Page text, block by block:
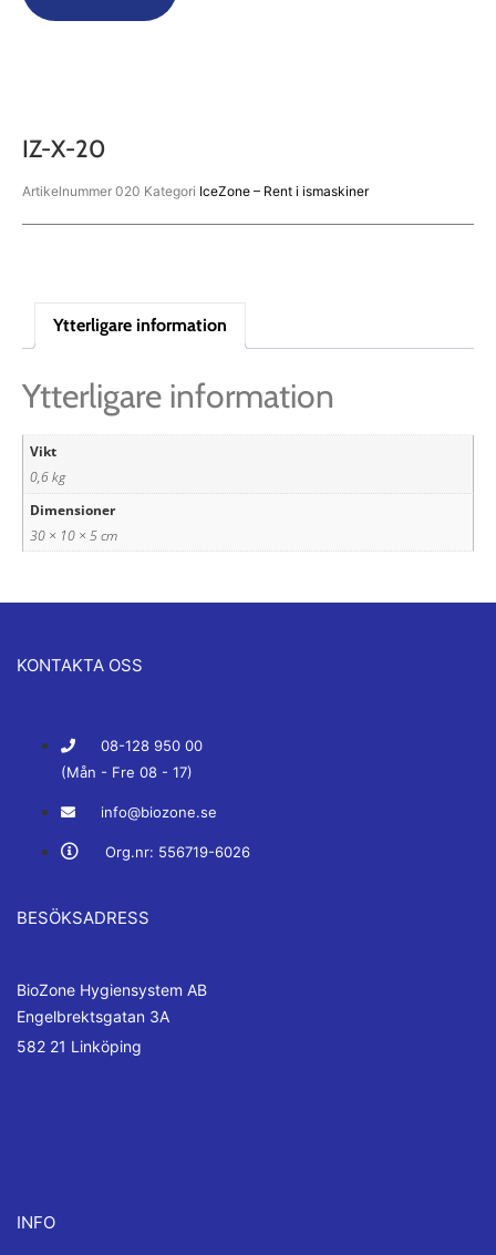
IZ-X-20
Artikelnummer 020 Kategori IceZone – Rent i ismaskiner
Ytterligare information
Ytterligare information
Vikt
0,6 kg
Dimensioner
30 × 10 × 5 cm
KONTAKTA OSS
08-128 950 00
(Mån - Fre 08 - 17)
info@biozone.se
Org.nr: 556719-6026
BESÖKSADRESS
BioZone Hygiensystem AB
Engelbrektsgatan 3A
582 21 Linköping
INFO